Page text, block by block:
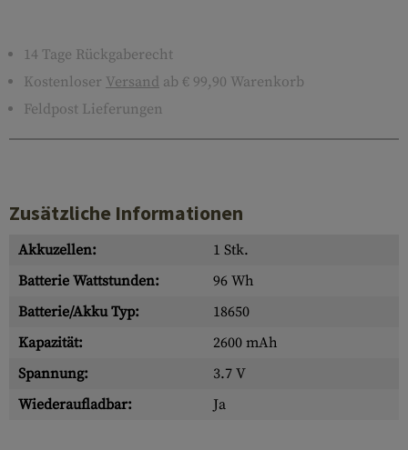
14 Tage Rückgaberecht
Kostenloser Versand ab € 99,90 Warenkorb
Feldpost Lieferungen
Zusätzliche Informationen
Akkuzellen:
1 Stk.
Batterie Wattstunden:
96 Wh
Batterie/Akku Typ:
18650
Kapazität:
2600 mAh
Spannung:
3.7 V
Wiederaufladbar:
Ja